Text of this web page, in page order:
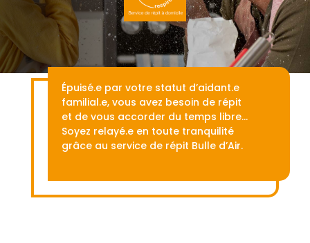
Épuisé.e par votre statut d’aidant.e
familial.e, vous avez besoin de répit
et de vous accorder du temps libre…
Soyez relayé.e en toute tranquilité
grâce au service de répit Bulle d’Air.